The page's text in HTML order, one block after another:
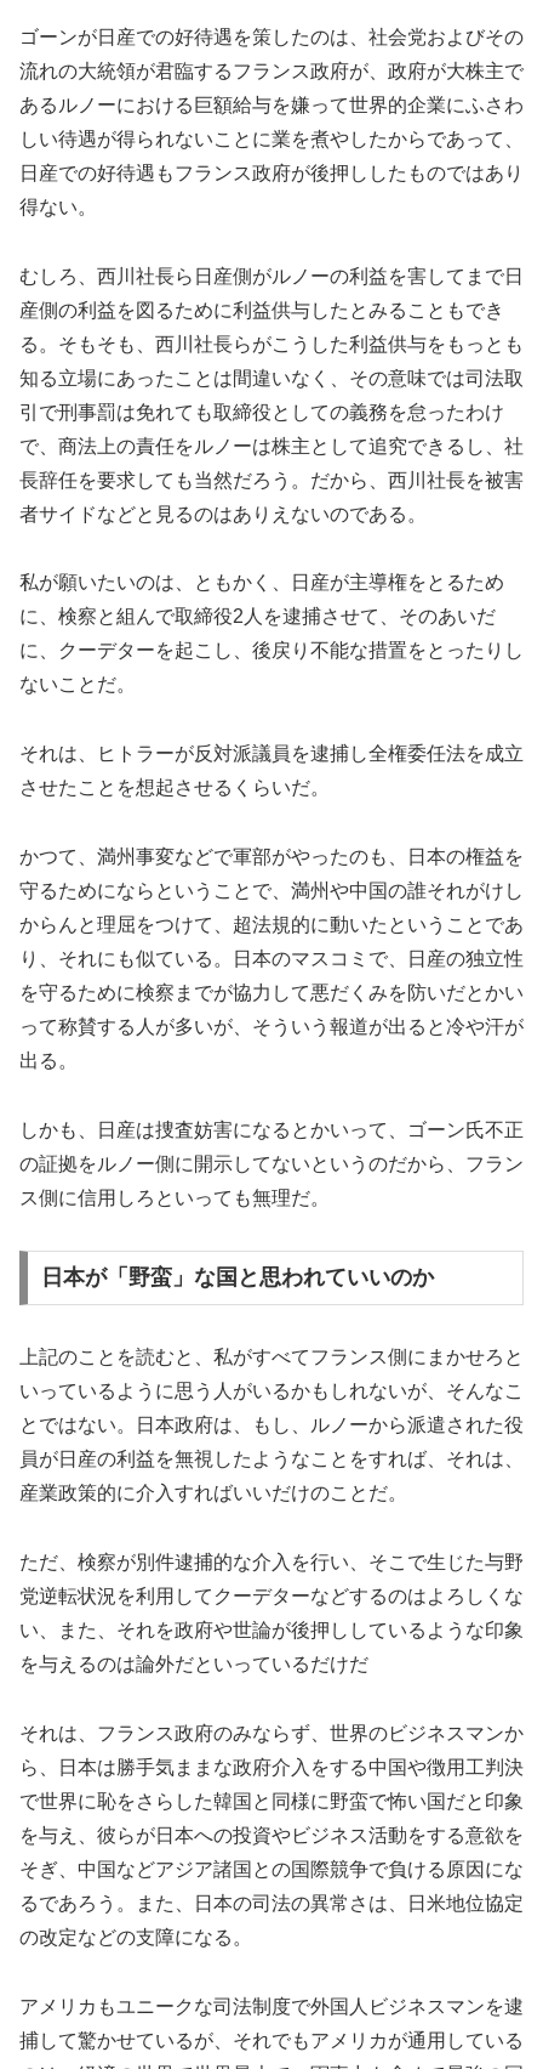
ゴーンが日産での好待遇を策したのは、社会党およびその
流れの大統領が君臨するフランス政府が、政府が大株主で
あるルノーにおける巨額給与を嫌って世界的企業にふさわ
しい待遇が得られないことに業を煮やしたからであって、
日産での好待遇もフランス政府が後押ししたものではあり
得ない。
むしろ、西川社長ら日産側がルノーの利益を害してまで日
産側の利益を図るために利益供与したとみることもでき
る。そもそも、西川社長らがこうした利益供与をもっとも
知る立場にあったことは間違いなく、その意味では司法取
引で刑事罰は免れても取締役としての義務を怠ったわけ
で、商法上の責任をルノーは株主として追究できるし、社
長辞任を要求しても当然だろう。だから、西川社長を被害
者サイドなどと見るのはありえないのである。
私が願いたいのは、ともかく、日産が主導権をとるため
に、検察と組んで取締役2人を逮捕させて、そのあいだ
に、クーデターを起こし、後戻り不能な措置をとったりし
ないことだ。
それは、ヒトラーが反対派議員を逮捕し全権委任法を成立
させたことを想起させるくらいだ。
かつて、満州事変などで軍部がやったのも、日本の権益を
守るためにならということで、満州や中国の誰それがけし
からんと理屈をつけて、超法規的に動いたということであ
り、それにも似ている。日本のマスコミで、日産の独立性
を守るために検察までが協力して悪だくみを防いだとかい
って称賛する人が多いが、そういう報道が出ると冷や汗が
出る。
しかも、日産は捜査妨害になるとかいって、ゴーン氏不正
の証拠をルノー側に開示してないというのだから、フラン
ス側に信用しろといっても無理だ。
日本が「野蛮」な国と思われていいのか
上記のことを読むと、私がすべてフランス側にまかせろと
いっているように思う人がいるかもしれないが、そんなこ
とではない。日本政府は、もし、ルノーから派遣された役
員が日産の利益を無視したようなことをすれば、それは、
産業政策的に介入すればいいだけのことだ。
ただ、検察が別件逮捕的な介入を行い、そこで生じた与野
党逆転状況を利用してクーデターなどするのはよろしくな
い、また、それを政府や世論が後押ししているような印象
を与えるのは論外だといっているだけだ
それは、フランス政府のみならず、世界のビジネスマンか
ら、日本は勝手気ままな政府介入をする中国や徴用工判決
で世界に恥をさらした韓国と同様に野蛮で怖い国だと印象
を与え、彼らが日本への投資やビジネス活動をする意欲を
そぎ、中国などアジア諸国との国際競争で負ける原因にな
るであろう。また、日本の司法の異常さは、日米地位協定
の改定などの支障になる。
アメリカもユニークな司法制度で外国人ビジネスマンを逮
捕して驚かせているが、それでもアメリカが通用している